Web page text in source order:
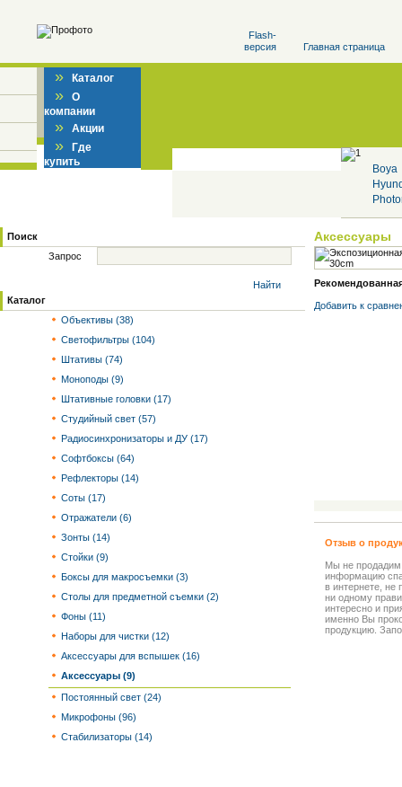
Flash-
версия
Главная страница
» Каталог
» О
компании
» Акции
» Где
купить
Boya
Поиск
Запрос
Найти
Каталог
Объективы (38)
Светофильтры (104)
Штативы (74)
Моноподы (9)
Штативные головки (17)
Студийный свет (57)
Радиосинхронизаторы и ДУ (17)
Софтбоксы (64)
Рефлекторы (14)
Соты (17)
Отражатели (6)
Зонты (14)
Стойки (9)
Боксы для макросъемки (3)
Столы для предметной съемки (2)
Фоны (11)
Наборы для чистки (12)
Аксессуары для вспышек (16)
Аксессуары (9)
Постоянный свет (24)
Микрофоны (96)
Стабилизаторы (14)
Аксессуары
Добавить к
Отзыв о
Мы не
информацию
в интернете, не
ни одному
интересно и
именно Вы
продукцию.